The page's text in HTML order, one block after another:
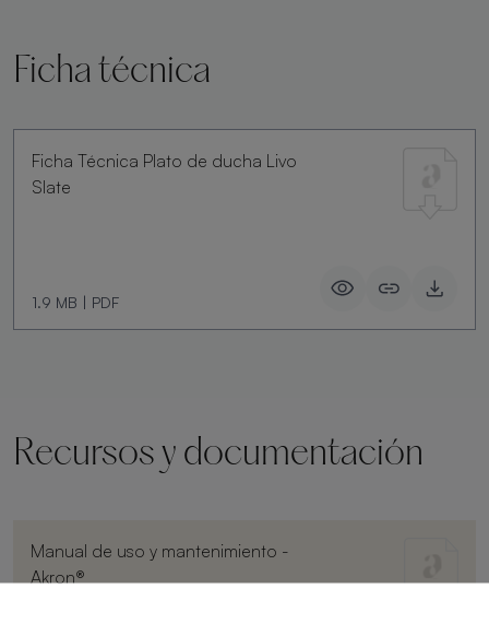
Ficha técnica
Ficha Técnica Plato de ducha Livo
Slate
1.9 MB | PDF
Recursos y documentación
Manual de uso y mantenimiento -
Akron®